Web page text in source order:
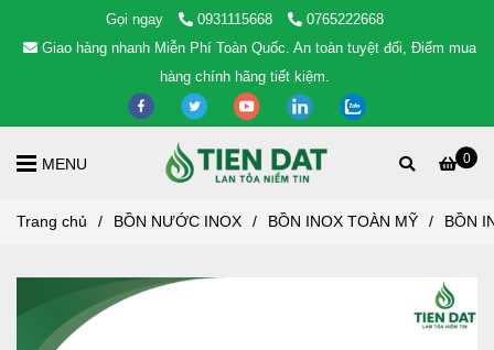
Gọi ngay 0931115668
0765222668
Giao hàng nhanh Miễn Phí Toàn Quốc. An toàn tuyệt đối, Điểm mua
hàng chính hãng tiết kiệm.
0
MENU
Trang chủ / BỒN NƯỚC INOX / BỒN INOX TOÀN MỸ / BỒN